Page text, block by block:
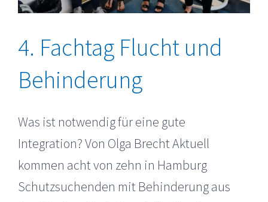
4. Fachtag Flucht und
Behinderung
Was ist notwendig für eine gute
Integration? Von Olga Brecht Aktuell
kommen acht von zehn in Hamburg
Schutzsuchenden mit Behinderung aus